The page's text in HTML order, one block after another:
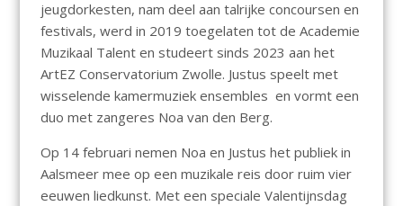
jeugdorkesten, nam deel aan talrijke concoursen en
festivals, werd in 2019 toegelaten tot de Academie
Muzikaal Talent en studeert sinds 2023 aan het
ArtEZ Conservatorium Zwolle. Justus speelt met
wisselende kamermuziek ensembles en vormt een
duo met zangeres Noa van den Berg.
Op 14 februari nemen Noa en Justus het publiek in
Aalsmeer mee op een muzikale reis door ruim vier
eeuwen liedkunst. Met een speciale Valentijnsdag